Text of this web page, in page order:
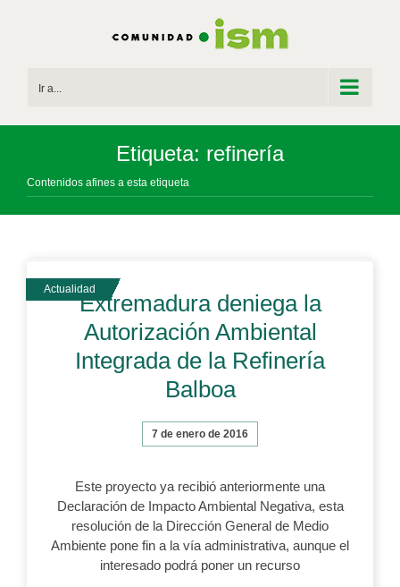
Ir a...
Etiqueta: refinería
Contenidos afines a esta etiqueta
Extremadura deniega la
Autorización Ambiental
Integrada de la Refinería
Balboa
7 de enero de 2016
Este proyecto ya recibió anteriormente una
Declaración de Impacto Ambiental Negativa, esta
resolución de la Dirección General de Medio
Ambiente pone fin a la vía administrativa, aunque el
interesado podrá poner un recurso